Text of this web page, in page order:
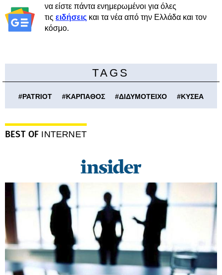
να είστε πάντα ενημερωμένοι για όλες
τις ειδήσεις και τα νέα από την Ελλάδα και τον
κόσμο.
TAGS
#PATRIOT #ΚΑΡΠΑΘΟΣ #ΔΙΔΥΜΟΤΕΙΧΟ #ΚΥΣΕΑ
BEST OF INTERNET